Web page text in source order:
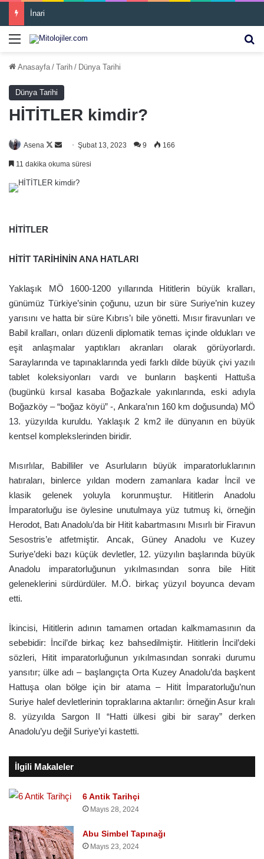
Ziggurat
Menü
Anasayfa / Tarih / Dünya Tarihi
Dünya Tarihi
HİTİTLER kimdir?
Asena
F
l
X
e
t
g
ö
n
d
m
Şubat 13, 2023 9 166
11 dakika okuma süresi
HİTİTLER
HİTİT TARİHİNİN ANA HATLARI
Yaklaşık MÖ 1600-1200 yıllarında Hititlerin büyük kralları,
günümüz Türkiye’sinin çoğunu, uzun bir süre Suriye’nin kuzey
yarısını ve hatta bir süre Kıbrıs’ı bile yönetti. Mısır firavunları ve
Babil kralları, onları düzenli diplomatik temas içinde oldukları ve
eşit anlaşmalar yaptıkları akranları olarak görüyorlardı.
Saraylarında ve tapınaklarında yedi farklı dilde büyük çivi yazılı
tablet koleksiyonları vardı ve bunların başkenti Hattuša
(bugünkü kırsal kasaba Boğazkale yakınlarında, eski adıyla
Boğazköy – “boğaz köyü” -, Ankara’nın 160 km doğusunda) MÖ
13. yüzyılda kuruldu. Yaklaşık 2 km2 ile dünyanın en büyük
kentsel komplekslerinden biridir.
Mısırlılar, Babilliler ve Asurluların büyük imparatorluklarının
hatıraları, binlerce yıldan modern zamanlara kadar İncil ve
klasik gelenek yoluyla korunmuştur. Hititlerin Anadolu
İmparatorluğu ise öylesine unutulmaya yüz tutmuş ki, örneğin
Herodot, Batı Anadolu’da bir Hitit kabartmasını Mısırlı bir Firavun
Sesostris’e atfetmiştir. Ancak, Güney Anadolu ve Kuzey
Suriye’deki bazı küçük devletler, 12. yüzyılın başlarında büyük
Anadolu imparatorluğunun yıkılmasından sonra bile Hitit
geleneklerini sürdürdüler. M.Ö. birkaç yüzyıl boyunca devam
etti.
İkincisi, Hititlerin adının tamamen ortadan kalkmamasının da
sebebidir: İncil’de birkaç kez bahsedilmiştir. Hititlerin İncil’deki
sözleri, Hitit imparatorluğunun yıkılmasından sonraki durumu
yansıtır; ülke adı – başlangıçta Orta Kuzey Anadolu’da başkent
Hattuşa olan bölge için bir atama – Hitit İmparatorluğu’nun
Suriye halef devletlerinin topraklarına aktarılır: örneğin Asur kralı
8. yüzyılda Sargon II “Hatti ülkesi gibi bir saray” derken
Anadolu’yu değil Suriye’yi kastetti.
İlgili Makaleler
6 Antik Tarihçi
Mayıs 28, 2024
Abu Simbel Tapınağı
Mayıs 23, 2024